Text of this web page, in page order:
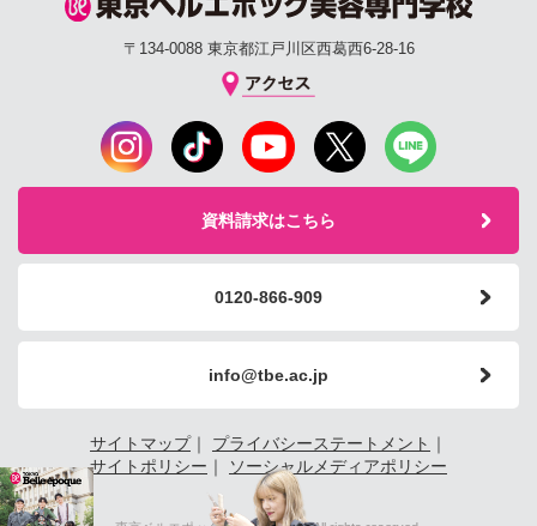
〒134-0088 東京都江戸川区西葛西6-28-16
資料請求はこちら
0120-866-909
info@tbe.ac.jp
サイトマップ｜ プライバシーステートメント ｜
サイトポリシー ｜ ソーシャルメディアポリシー